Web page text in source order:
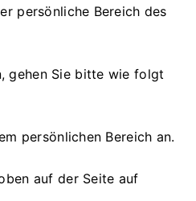
persönliche Bereich des
gehen Sie bitte wie folgt
persönlichen Bereich an.
auf der Seite auf